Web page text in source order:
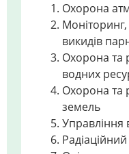
Охорона
Моніторинг,
викидів
Охорона та
водних
Охорона та
земель
Управління